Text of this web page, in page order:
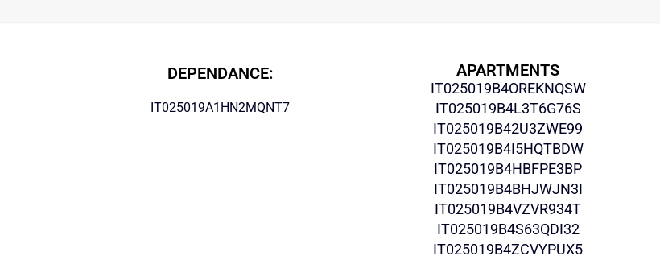
DEPENDANCE:
IT025019A1HN2MQNT7
APARTMENTS
IT025019B4OREKNQSW
IT025019B4L3T6G76S
IT025019B42U3ZWE99
IT025019B4I5HQTBDW
IT025019B4HBFPE3BP
IT025019B4BHJWJN3I
IT025019B4VZVR934T
IT025019B4S63QDI32
IT025019B4ZCVYPUX5